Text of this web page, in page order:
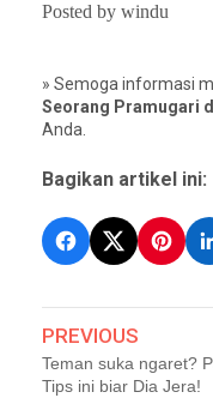
Posted by windu
» Semoga informasi
Seorang Pramugari
Anda.
Bagikan artikel ini:
PREVIOUS
Teman suka ngaret?
Tips ini biar Dia Jera!